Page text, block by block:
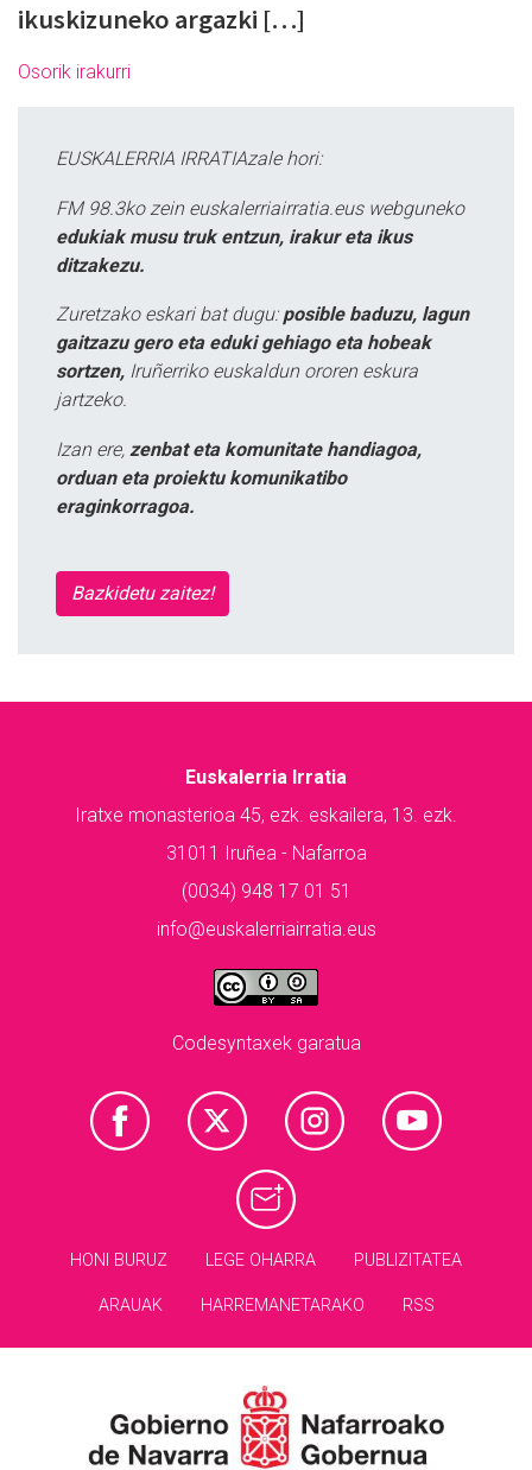
ikuskizuneko argazki […]
Osorik irakurri
EUSKALERRIA IRRATIAzale hori:
FM 98.3ko zein euskalerriairratia.eus webguneko
edukiak musu truk entzun, irakur eta ikus
ditzakezu.
Zuretzako eskari bat dugu: posible baduzu, lagun
gaitzazu gero eta eduki gehiago eta hobeak
sortzen, Iruñerriko euskaldun ororen eskura
jartzeko.
Izan ere, zenbat eta komunitate handiagoa,
orduan eta proiektu komunikatibo
eraginkorragoa.
Bazkidetu zaitez!
Euskalerria Irratia
Iratxe monasterioa 45, ezk. eskailera, 13. ezk.
31011 Iruñea - Nafarroa
(0034) 948 17 01 51
info@euskalerriairratia.eus
Codesyntaxek garatua
HONI BURUZ LEGE OHARRA PUBLIZITATEA
ARAUAK HARREMANETARAKO RSS